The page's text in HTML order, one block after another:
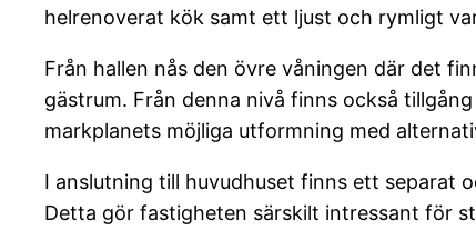
helrenoverat kök samt ett ljust och rymligt
Från hallen nås den övre våningen där det
gästrum. Från denna nivå finns också
markplanets möjliga utformning med
I anslutning till huvudhuset finns ett separat
Detta gör fastigheten särskilt intressant för